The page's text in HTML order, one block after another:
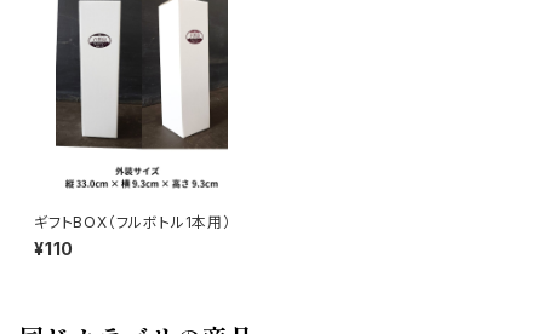
ギフトBOX（フルボトル1本用）
¥110